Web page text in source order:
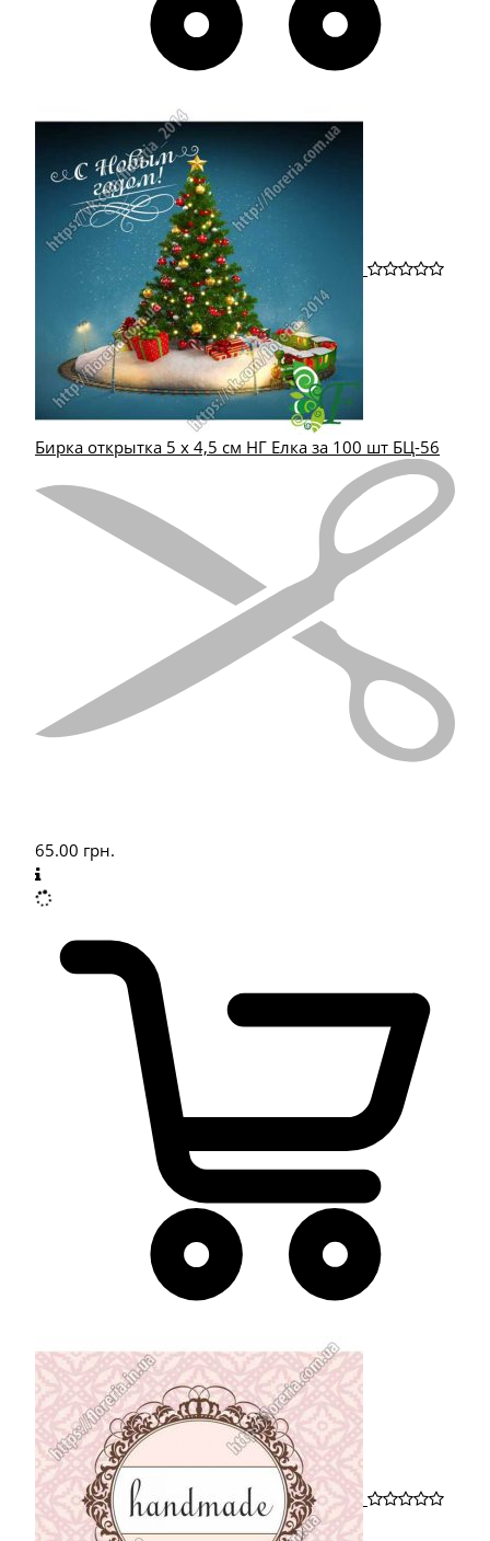
Бирка открытка 5 х 4,5 см НГ Елка за 100 шт БЦ-56
65.00 грн.